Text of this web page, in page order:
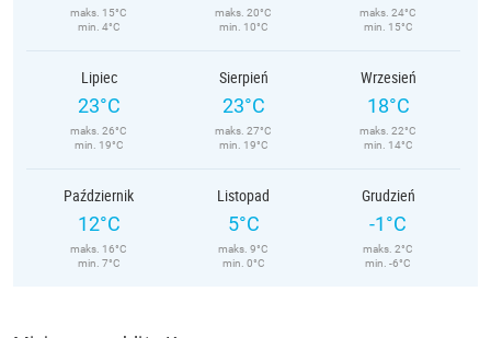
maks. 15°C
min. 4°C
maks. 20°C
min. 10°C
maks. 24°C
min. 15°C
Lipiec
23°C
maks. 26°C
min. 19°C
Sierpień
23°C
maks. 27°C
min. 19°C
Wrzesień
18°C
maks. 22°C
min. 14°C
Październik
12°C
maks. 16°C
min. 7°C
Listopad
5°C
maks. 9°C
min. 0°C
Grudzień
-1°C
maks. 2°C
min. -6°C